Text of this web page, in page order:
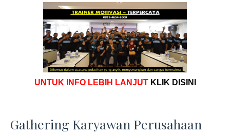
UNTUK INFO LEBIH LANJUT KLIK DISINI
Gathering Karyawan Perusahaan